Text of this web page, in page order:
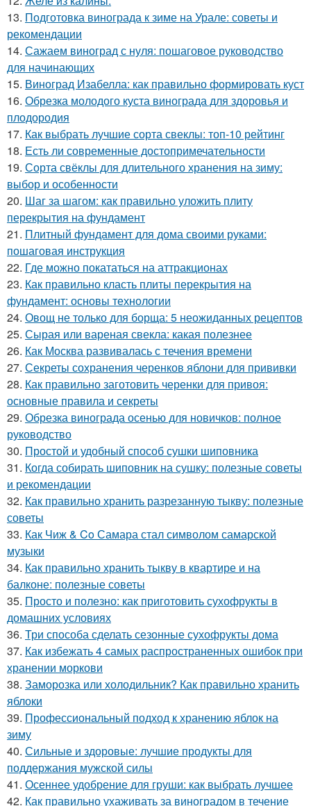
13. Подготовка винограда к зиме на Урале: советы и
рекомендации
14. Сажаем виноград с нуля: пошаговое руководство
для начинающих
15. Виноград Изабелла: как правильно формировать куст
16. Обрезка молодого куста винограда для здоровья и
плодородия
17. Как выбрать лучшие сорта свеклы: топ-10 рейтинг
18. Есть ли современные достопримечательности
19. Сорта свёклы для длительного хранения на зиму:
выбор и особенности
20. Шаг за шагом: как правильно уложить плиту
перекрытия на фундамент
21. Плитный фундамент для дома своими руками:
пошаговая инструкция
22. Где можно покататься на аттракционах
23. Как правильно класть плиты перекрытия на
фундамент: основы технологии
24. Овощ не только для борща: 5 неожиданных рецептов
25. Сырая или вареная свекла: какая полезнее
26. Как Москва развивалась с течения времени
27. Секреты сохранения черенков яблони для прививки
28. Как правильно заготовить черенки для привоя:
основные правила и секреты
29. Обрезка винограда осенью для новичков: полное
руководство
30. Простой и удобный способ сушки шиповника
31. Когда собирать шиповник на сушку: полезные советы
и рекомендации
32. Как правильно хранить разрезанную тыкву: полезные
советы
33. Как Чиж & Co Самара стал символом самарской
музыки
34. Как правильно хранить тыкву в квартире и на
балконе: полезные советы
35. Просто и полезно: как приготовить сухофрукты в
домашних условиях
36. Три способа сделать сезонные сухофрукты дома
37. Как избежать 4 самых распространенных ошибок при
хранении моркови
38. Заморозка или холодильник? Как правильно хранить
яблоки
39. Профессиональный подход к хранению яблок на
зиму
40. Сильные и здоровые: лучшие продукты для
поддержания мужской силы
41. Осеннее удобрение для груши: как выбрать лучшее
42. Как правильно ухаживать за виноградом в течение